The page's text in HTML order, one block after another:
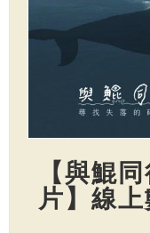
【與鯤
片】線